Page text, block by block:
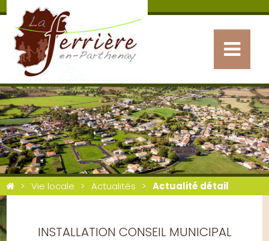
Vie locale Actualités Actualité détail
INSTALLATION CONSEIL MUNICIPAL